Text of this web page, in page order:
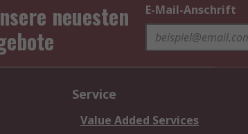
neuesten
E-Mail-Anschrift
Service
Value Added Services